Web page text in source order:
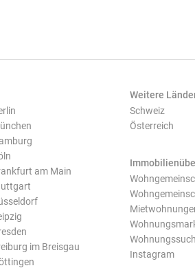
am Main
im Breisgau
Weitere
Schweiz
Österreich
Instagram